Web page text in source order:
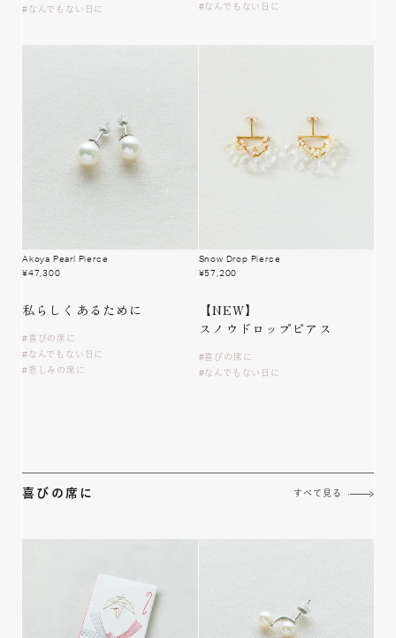
なんでもない日に なんでもない日に
Akoya Pearl Pierce
¥47,300
私らしく あるために
喜びの席に
なんでもない日に
悲しみの席に
Snow Drop Pierce
¥57,200
【NEW】
スノウドロップピアス
喜びの席に
なんでもない日に
喜びの席に すべて見る